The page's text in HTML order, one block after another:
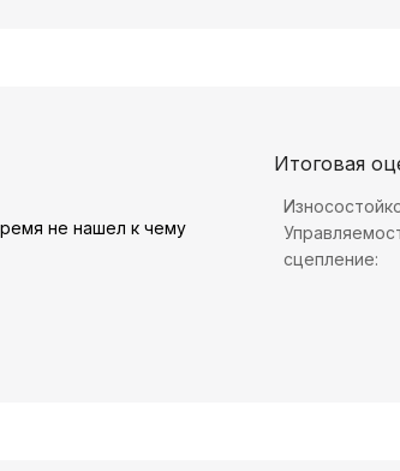
Итоговая
не нашел к чему
сцепление: